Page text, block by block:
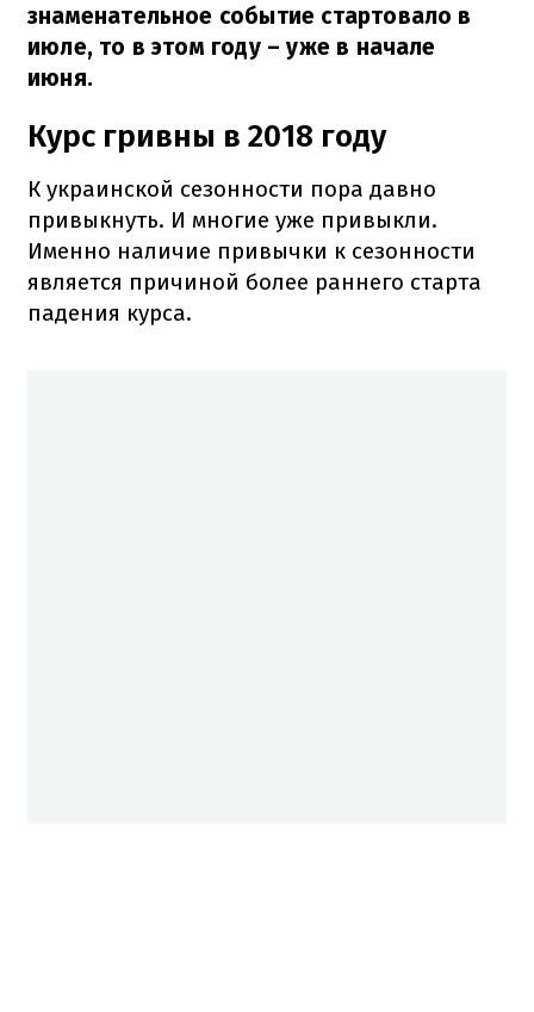
знаменательное событие стартовало в
июле, то в этом году – уже в начале
июня.
Курс гривны в 2018 году
К украинской сезонности пора давно
привыкнуть. И многие уже привыкли.
Именно наличие привычки к сезонности
является причиной более раннего старта
падения курса.